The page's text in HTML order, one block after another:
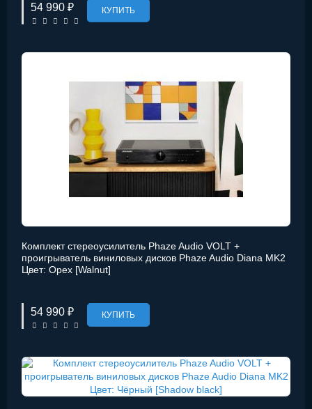
54 990 ₽ КУПИТЬ
Комплект стереоусилитель Phaze Audio VOLT +
проигрыватель виниловых дисков Phaze Audio Diana MK2
Цвет: Орех [Walnut]
54 990 ₽ КУПИТЬ